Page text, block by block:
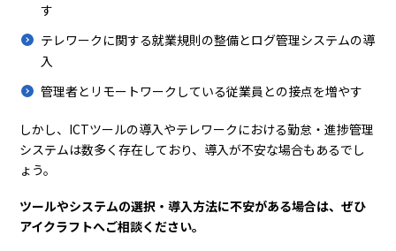
す
テレワークに関する就業規則の整備とログ管理システムの導
入
管理者とリモートワークしている従業員との接点を増やす
しかし、ICTツールの導入やテレワークにおける勤怠・進捗管理
システムは数多く存在しており、導入が不安な場合もあるでし
ょう。
ツールやシステムの選択・導入方法に不安がある場合は、ぜひ
アイクラフトへご相談ください。